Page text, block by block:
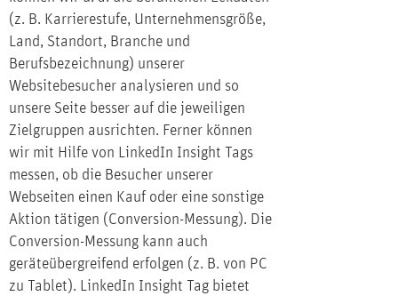
(z. B. Karrierestufe, Unternehmensgröße,
Land, Standort, Branche und
Berufsbezeichnung) unserer
Websitebesucher analysieren und so
unsere Seite besser auf die jeweiligen
Zielgruppen ausrichten. Ferner können
wir mit Hilfe von LinkedIn Insight Tags
messen, ob die Besucher unserer
Webseiten einen Kauf oder eine sonstige
Aktion tätigen (Conversion-Messung). Die
Conversion-Messung kann auch
geräteübergreifend erfolgen (z. B. von PC
zu Tablet). LinkedIn Insight Tag bietet